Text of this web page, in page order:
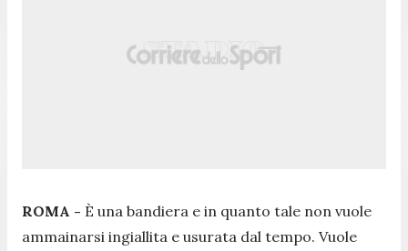
ROMA - È una bandiera e in quanto tale non vuole
ammainarsi ingiallita e usurata dal tempo. Vuole